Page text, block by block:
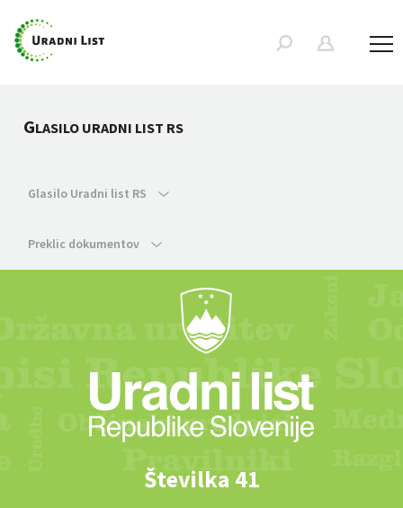
GLASILO URADNI LIST RS
Glasilo Uradni list RS
Preklic dokumentov
Številka 41